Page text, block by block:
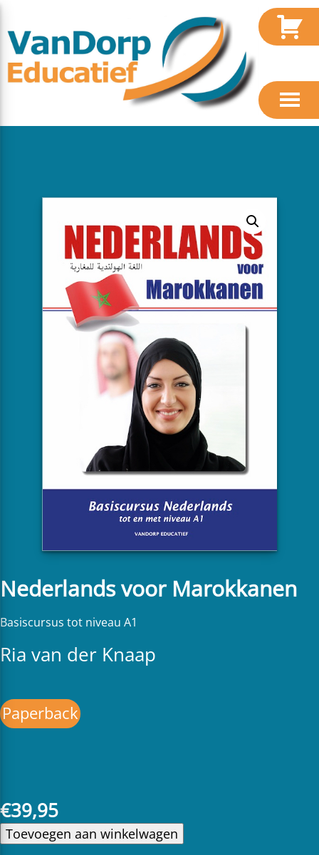
Nederlands voor Marokkanen
Basiscursus tot niveau A1
Ria van der Knaap
Paperback
€39,95
Toevoegen aan winkelwagen